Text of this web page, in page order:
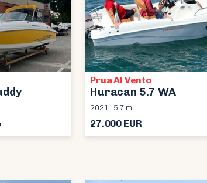
Prua Al Vento
Huracan 5.7 WA
2021 | 5,7 m
27.000 EUR